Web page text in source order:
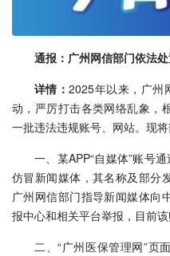
通报：广州网信部门依法
详情：2025年以来，广州
动，严厉打击各类网络乱象，
一批违法违规账号、网站。现
一、某APP“自媒体”账号
仿冒新闻媒体，其名称及部分
广州网信部门指导新闻媒体向
报中心和相关平台举报，目前
二、“广州医保管理网”页